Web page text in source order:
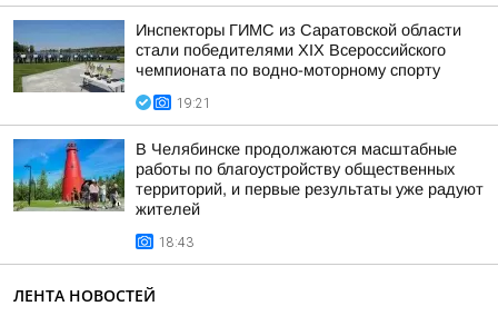
Инспекторы ГИМС из Саратовской области
стали победителями XIX Всероссийского
чемпионата по водно-моторному спорту
19:21
В Челябинске продолжаются масштабные
работы по благоустройству общественных
территорий, и первые результаты уже радуют
жителей
18:43
ЛЕНТА НОВОСТЕЙ